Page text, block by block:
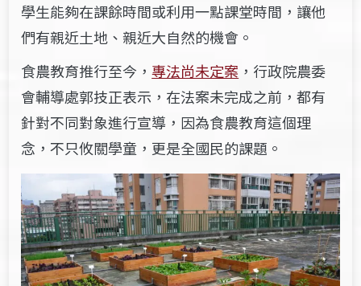
學生能夠在課餘時間或利用一點課堂時間，讓他
們有親近土地、親近大自然的機會。
食農教育推行至今，專法尚未定案 ，行政院農委
會輔導處郭技正表示，在法案未完成之前，都有
針對不同對象進行宣導，因為食農教育這個理
念，不只攸關學童，更是全國民的課題。